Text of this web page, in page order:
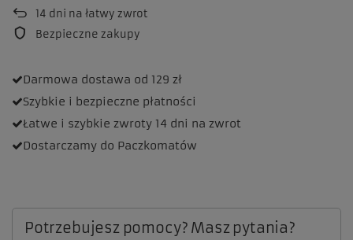
14 dni na łatwy zwrot
Bezpieczne zakupy
Darmowa dostawa od 129 zł
Szybkie i bezpieczne płatności
Łatwe i szybkie zwroty 14 dni na zwrot
Dostarczamy do Paczkomatów
Potrzebujesz pomocy? Masz pytania?